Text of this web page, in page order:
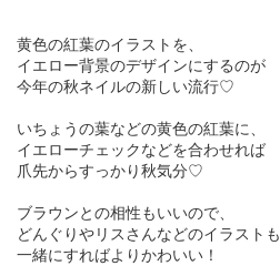
黄色の紅葉のイラストを、
イエロー背景のデザインにするのが
今年の秋ネイルの新しい流行♡
いちょうの葉などの黄色の紅葉に、
イエローチェックなどを合わせれば
爪先からすっかり秋気分♡
ブラウンとの相性もいいので、
どんぐりやリスさんなどのイラストも
一緒にすればよりかわいい！